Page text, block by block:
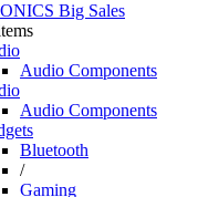
Big Sales
Audio Components
Audio Components
Bluetooth
/
Gaming